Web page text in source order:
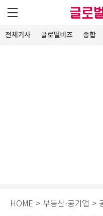
전체기사 글로벌비즈 종합
HOME > 부동산·공기업 >